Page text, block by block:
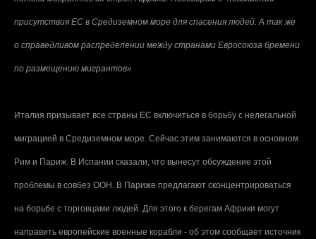
присутствия ЕС в Средиземном море для спасения людей. А так же
о справедливом распределении между странами Евросоюза бремени
по размещению мигрантов»
Италия призывает все страны ЕС включиться в борьбу с нелегальной
миграцией в Средиземном море. Сейчас этим занимаются в основном
Рим и Париж. В Испании сказали, что вынесут обсуждение этой
проблемы в совбез ООН. В Париже предлагают сконцентрироваться
на борьбе с торговцами людей. Для этого к берегам Африки могут
направить европейские военные корабли - об этом сообщает источник